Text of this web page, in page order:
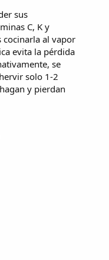
sus
C, K y
al vapor
evita la pérdida
se
solo 1-2
y pierdan